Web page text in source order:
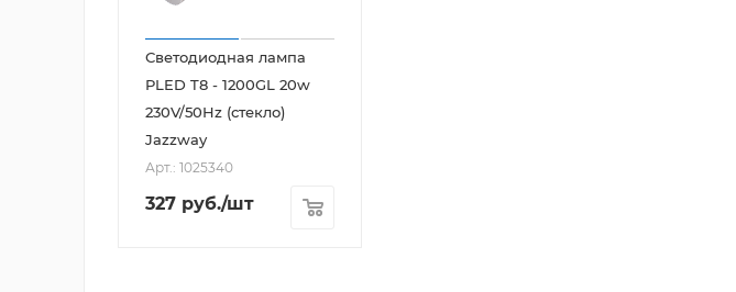
Светодиодная лампа
PLED T8 - 1200GL 20w
230V/50Hz (стекло)
Jazzway
Арт.: 1025340
327 руб./шт